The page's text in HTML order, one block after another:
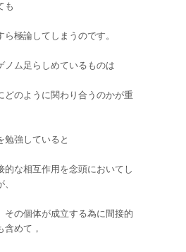
も
ら極論してしまうのです。
ノム足らしめているものは
どのように関わり合うのかが重
勉強していると
的な相互作用を念頭においてし
その個体が成立する為に間接的
含めて，